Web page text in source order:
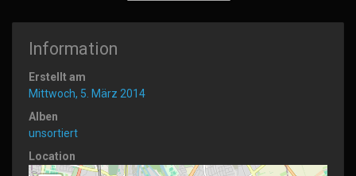
Information
Erstellt am
Mittwoch, 5. März 2014
Alben
unsortiert
Location